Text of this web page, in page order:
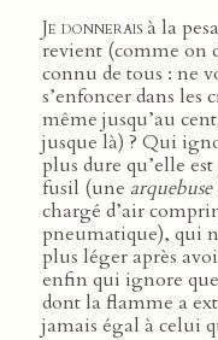
Je donneraisà la
revient (comme on
connu de tous : ne
s’enfoncer dans les
même jusqu’au
jusque là) ? Qui
plus dure qu’elle
fusil (une
chargé d’air
pneumatique), qui
plus léger après
enfin qui ignore
dont la flamme a
jamais égal à celui